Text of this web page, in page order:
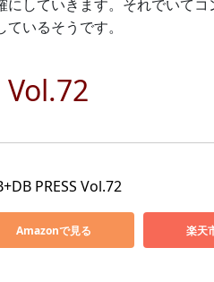
にしていきます。それでいて
いるそうです。
Vol.72
PRESS Vol.72
Amazonで見る 楽天